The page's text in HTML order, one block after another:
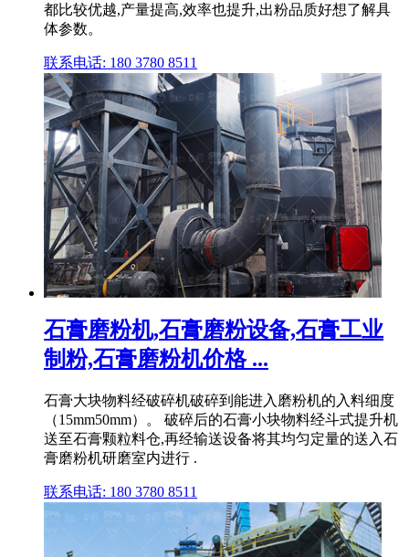
都比较优越,产量提高,效率也提升,出粉品质好想了解具
体参数。
联系电话: 180 3780 8511
石膏磨粉机,石膏磨粉设备,石膏工业
制粉,石膏磨粉机价格 ...
石膏大块物料经破碎机破碎到能进入磨粉机的入料细度
（15mm50mm）。 破碎后的石膏小块物料经斗式提升机
送至石膏颗粒料仓,再经输送设备将其均匀定量的送入石
膏磨粉机研磨室内进行 .
联系电话: 180 3780 8511